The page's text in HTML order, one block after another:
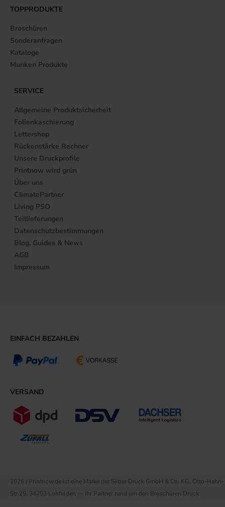
TOPPRODUKTE
Broschüren
Sonderanfragen
Kataloge
Munken Produkte
SERVICE
Allgemeine Produktsicherheit
Folienkaschierung
Lettershop
Rückenstärke Rechner
Unsere Druckprofile
Printnow wird grün
Über uns
ClimatePartner
Living PSO
Teillieferungen
Datenschutzbestimmungen
Blog, Guides & News
AGB
Impressum
EINFACH BEZAHLEN
VERSAND
2026 | Printnow.de ist eine Marke der Silber Druck GmbH & Co. KG, Otto-Hahn-
Str.25, 34253 Lohfelden — Ihr Partner rund um den Broschüren Druck